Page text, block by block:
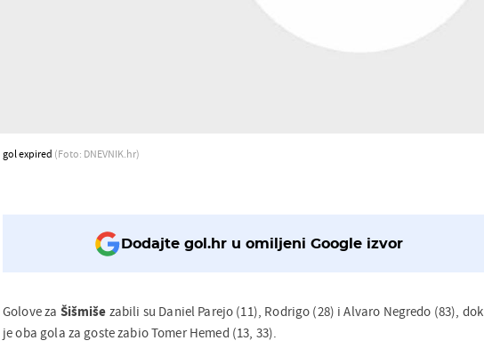
gol expired (Foto: DNEVNIK.hr)
Dodajte gol.hr u omiljeni Google izvor
Golove za Šišmiše zabili su Daniel Parejo (11), Rodrigo (28) i Alvaro Negredo (83), dok
je oba gola za goste zabio Tomer Hemed (13, 33).